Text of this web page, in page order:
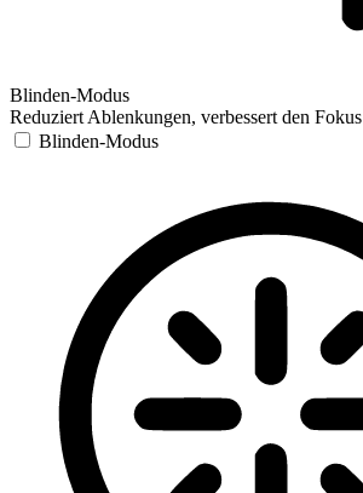
Blinden-Modus
Reduziert Ablenkungen, verbessert den Fokus
Blinden-Modus